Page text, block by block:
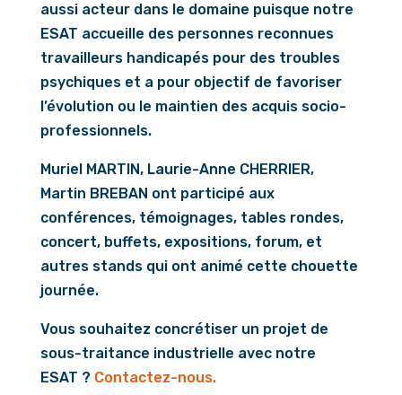
aussi acteur dans le domaine puisque notre
ESAT accueille des personnes reconnues
travailleurs handicapés pour des troubles
psychiques et a pour objectif de favoriser
l’évolution ou le maintien des acquis socio-
professionnels.
Muriel MARTIN, Laurie-Anne CHERRIER,
Martin BREBAN ont participé aux
conférences, témoignages, tables rondes,
concert, buffets, expositions, forum, et
autres stands qui ont animé cette chouette
journée.
Vous souhaitez concrétiser un projet de
sous-traitance industrielle avec notre
ESAT ? Contactez-nous.